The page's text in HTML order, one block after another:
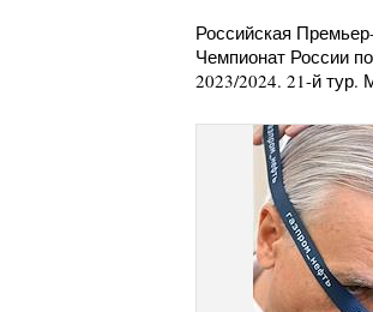
Российская
Чемпионат России
2023/2024. 21-й